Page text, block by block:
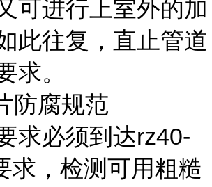
可进行上室外的加
此往复，直止管道
求。
防腐规范
求必须到达rz40-
求，检测可用粗糙